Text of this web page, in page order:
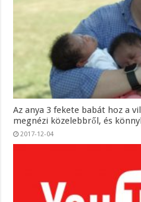
Az anya 3 fekete babát hoz a
megnézi közelebbről, és
2017-12-04